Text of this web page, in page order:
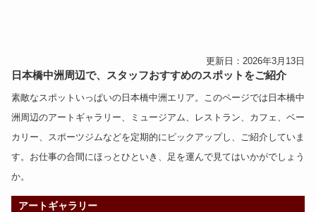
更新日：2026年3月13日
日本橋中洲周辺で、スタッフおすすめのスポットをご紹介
素敵なスポットいっぱいの日本橋中洲エリア。このページでは日本橋中
洲周辺のアートギャラリー、 ミュージアム、 レストラン、 カフェ 、 ベー
カリー、 スポーツジムなどを定期的にピックアップし、ご紹介していま
す。お仕事の合間にほっとひといき、足を運んで見てはいかがでしょう
か。
アートギャラリー